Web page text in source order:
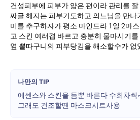
건성피부에 피부가 얇은 편이라 관리를
짜글 해지는 피부기도하고 의느님을 만나기전 셀프로 열심히 자연
미를 추구하자가 평소 마인드라 1일 2마
고 스킨 여러겹 바르고 충분히 물마시기를 해도 어느순간부턴가 코
옆 뽈따구니의 피부당김을 해소할수가 없었다~! 더많은 양의 로션
과 수분크림+영양크림을 발라도 당기는
사우나를 마치고 나면 가장 먼저 윤조에
바르고 영양크림을바른후 집에 돌아와서
윤조에센스부터의 순서를 다시 시작해서
나만의 TIP
에센스와 스킨을 듬뿐 바른다 수회차씩
그래도 건조할땐 마스크시트사용